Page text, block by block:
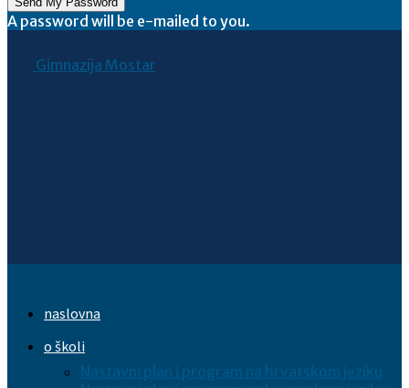
A password will be e-mailed to you.
Gimnazija Mostar
naslovna
o školi
Nastavni plan i program na hrvatskom jeziku